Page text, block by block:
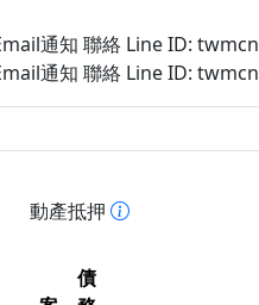
通知 聯絡 Line ID: twmcn
通知 聯絡 Line ID: twmcn
動產抵押
債